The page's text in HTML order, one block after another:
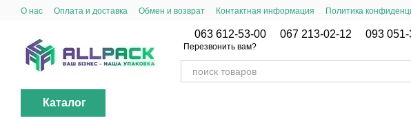
Перейти к основному контенту
О нас Оплата и доставка Обмен и возврат Контактная информация Политика
063 612-53-00 067 213-02-12 093 051-
Перезвонить вам?
Каталог